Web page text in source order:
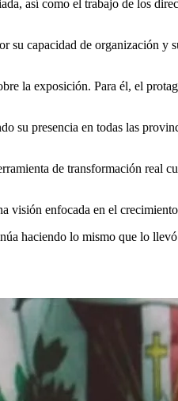
así como el trabajo de los
su capacidad de organización y
la exposición. Para él, el
su presencia en todas las
de transformación real
visión enfocada en el crecimiento
haciendo lo mismo que lo